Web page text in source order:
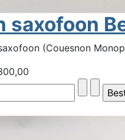
saxofoon
(Couesnon